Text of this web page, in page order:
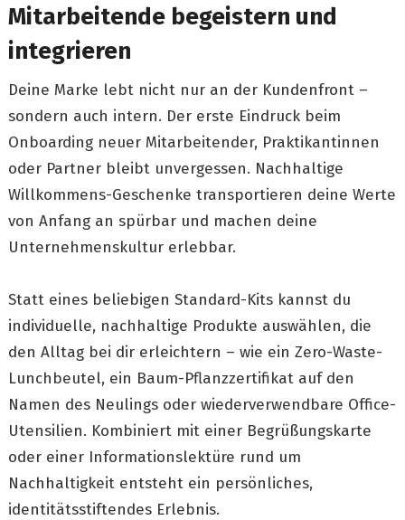
Mitarbeitende begeistern und
integrieren
Deine Marke lebt nicht nur an der Kundenfront –
sondern auch intern. Der erste Eindruck beim
Onboarding neuer Mitarbeitender, Praktikantinnen
oder Partner bleibt unvergessen. Nachhaltige
Willkommens-Geschenke transportieren deine Werte
von Anfang an spürbar und machen deine
Unternehmenskultur erlebbar.
Statt eines beliebigen Standard-Kits kannst du
individuelle, nachhaltige Produkte auswählen, die
den Alltag bei dir erleichtern – wie ein Zero-Waste-
Lunchbeutel, ein Baum-Pflanzzertifikat auf den
Namen des Neulings oder wiederverwendbare Office-
Utensilien. Kombiniert mit einer Begrüßungskarte
oder einer Informationslektüre rund um
Nachhaltigkeit entsteht ein persönliches,
identitätsstiftendes Erlebnis.